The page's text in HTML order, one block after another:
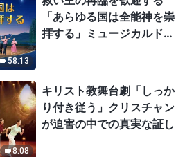
58:13
「あらゆる国は全能神を崇
拝する」ミュージカルドラ
8:08
キリスト教舞台劇「しっか
り付き従う」クリスチャン
が迫害の中での真実な証し